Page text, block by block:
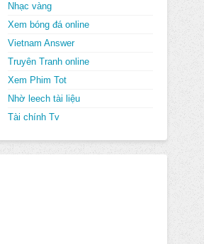
Nhạc vàng
Xem bóng đá online
Vietnam Answer
Truyên Tranh online
Xem Phim Tot
Nhờ leech tài liệu
Tài chính Tv